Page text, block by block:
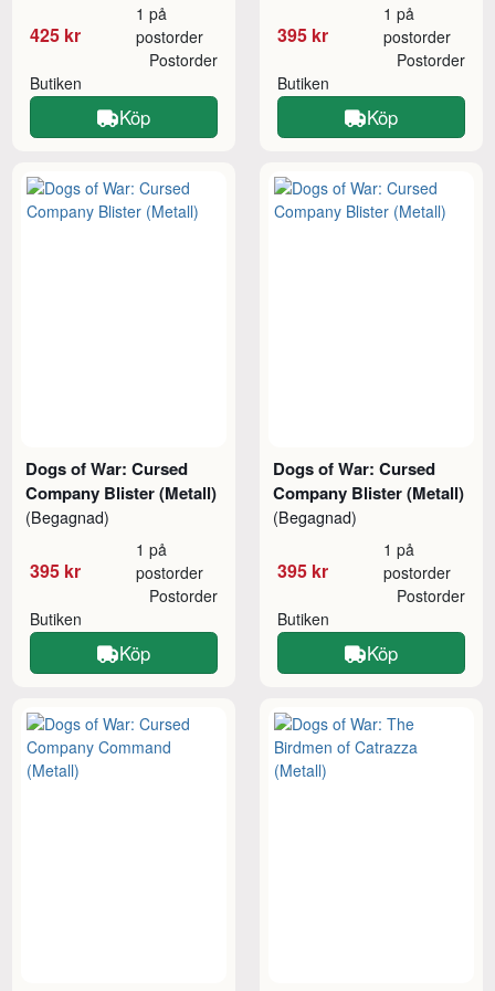
425 kr
1 på
postorder
Butiken
Postorder
Köp
395 kr
1 på
postorder
Butiken
Postorder
Köp
Dogs of War: Cursed
Company Blister (Metall)
(Begagnad)
395 kr
1 på
postorder
Butiken
Postorder
Köp
Dogs of War: Cursed
Company Blister (Metall)
(Begagnad)
395 kr
1 på
postorder
Butiken
Postorder
Köp